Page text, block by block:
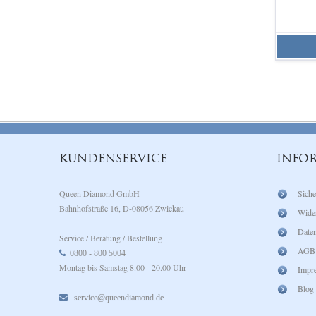
KUNDENSERVICE
Queen Diamond GmbH
Bahnhofstraße 16, D-08056 Zwickau
Service / Beratung / Bestellung
0800 - 800 5004
Montag bis Samstag 8.00 - 20.00 Uhr
service@queendiamond.de
AGB
Blog